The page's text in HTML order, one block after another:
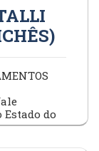
Estado do